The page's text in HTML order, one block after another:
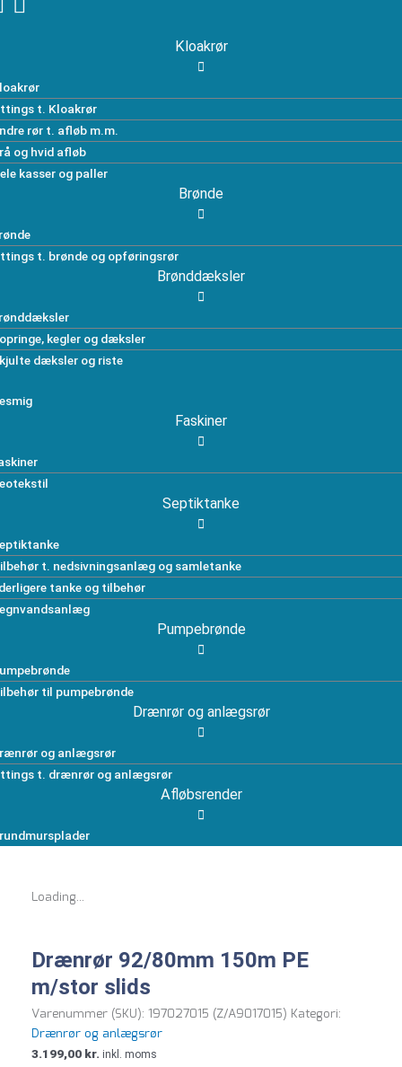
Kloakrør
t. Kloakrør
rør t. afløb m.m.
og hvid afløb
kasser og paller
Brønde
t. brønde og opføringsrør
Brønddæksler
kegler og dæksler
dæksler og riste
Faskiner
Septiktanke
t. nedsivningsanlæg og samletanke
tanke og tilbehør
Pumpebrønde
til pumpebrønde
Drænrør og anlægsrør
og anlægsrør
t. drænrør og anlægsrør
Afløbsrender
Loading...
Drænrør 92/80mm 150m PE
m/stor slids
Varenummer (SKU): 197027015 (Z/A9017015) Kategori:
Drænrør og anlægsrør
3.199,00 kr. inkl. moms